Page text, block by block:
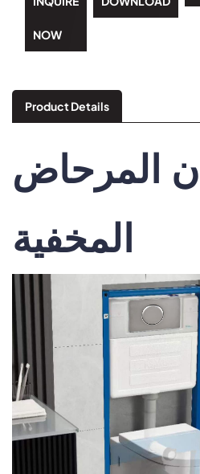
NOW
Product Details
المرحاض
المخفية